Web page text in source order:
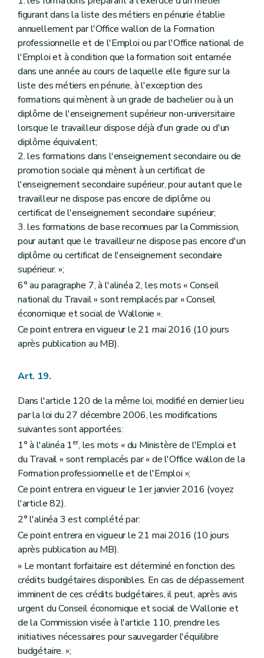
figurant dans la liste des métiers en pénurie établie
annuellement par l'Office wallon de la Formation
professionnelle et de l'Emploi ou par l'Office national de
l'Emploi et à condition que la formation soit entamée
dans une année au cours de laquelle elle figure sur la
liste des métiers en pénurie, à l'exception des
formations qui mènent à un grade de bachelier ou à un
diplôme de l'enseignement supérieur non-universitaire
lorsque le travailleur dispose déjà d'un grade ou d'un
diplôme équivalent;
2. les formations dans l'enseignement secondaire ou de
promotion sociale qui mènent à un certificat de
l'enseignement secondaire supérieur, pour autant que le
travailleur ne dispose pas encore de diplôme ou
certificat de l'enseignement secondaire supérieur;
3. les formations de base reconnues par la Commission,
pour autant que le travailleur ne dispose pas encore d'un
diplôme ou certificat de l'enseignement secondaire
supérieur. »;
6° au paragraphe 7, à l'alinéa 2, les mots « Conseil
national du Travail » sont remplacés par « Conseil
économique et social de Wallonie ».
Ce point entrera en vigueur le 21 mai 2016 (10 jours
après publication au MB).
Art. 19.
Dans l'article 120 de la même loi, modifié en dernier lieu
par la loi du 27 décembre 2006, les modifications
suivantes sont apportées:
1° à l'alinéa 1er, les mots « du Ministère de l'Emploi et
du Travail » sont remplacés par « de l'Office wallon de la
Formation professionnelle et de l'Emploi »;
Ce point entrera en vigueur le 1er janvier 2016 (voyez
l'article 82).
2° l'alinéa 3 est complété par:
Ce point entrera en vigueur le 21 mai 2016 (10 jours
après publication au MB).
« Le montant forfaitaire est déterminé en fonction des
crédits budgétaires disponibles. En cas de dépassement
imminent de ces crédits budgétaires, il peut, après avis
urgent du Conseil économique et social de Wallonie et
de la Commission visée à l'article 110, prendre les
initiatives nécessaires pour sauvegarder l'équilibre
budgétaire. »;